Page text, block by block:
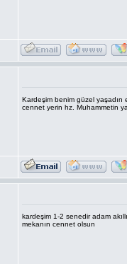
Kardeşim benim güzel yaşadın
cennet yerin hz. Muhammetin
kardeşim 1-2 senedir adam
mekanın cennet olsun